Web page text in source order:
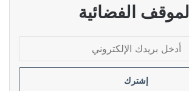
الموقف الفضائية